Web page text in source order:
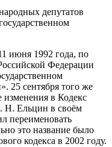
депутатов
июня 1992 года, по
Федерации
25 сентября того же
изменения в Кодекс
Н. Ельцин в своём
переименовать
это название было
кодекса в 2002 году.